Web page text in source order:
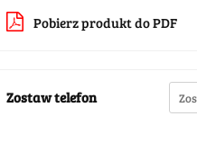
Pobierz produkt do PDF
Zostaw telefon